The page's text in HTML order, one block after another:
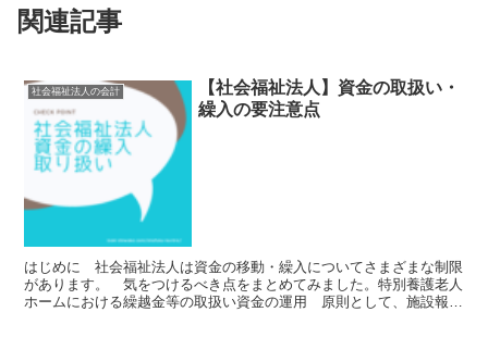
関連記事
社会福祉法人の会計
【社会福祉法人】資金の取扱い・
繰入の要注意点
はじめに 社会福祉法人は資金の移動・繰入についてさまざまな制限
があります。 気をつけるべき点をまとめてみました。特別養護老人
ホームにおける繰越金等の取扱い資金の運用 原則として、施設報酬